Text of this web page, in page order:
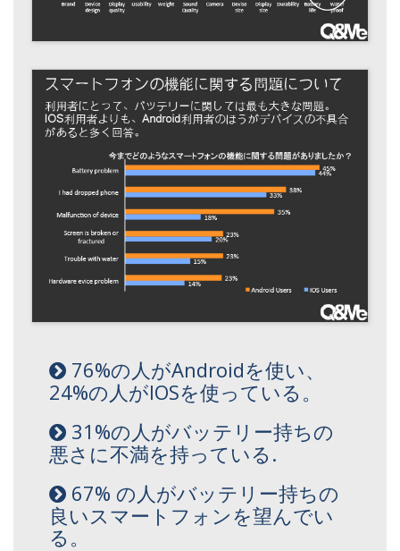
76%の人がAndroidを使い、
24%の人がIOSを使っている。
31%の人がバッテリー持ちの
悪さに不満を持っている.
67% の人がバッテリー持ちの
良いスマートフォンを望んでい
る。